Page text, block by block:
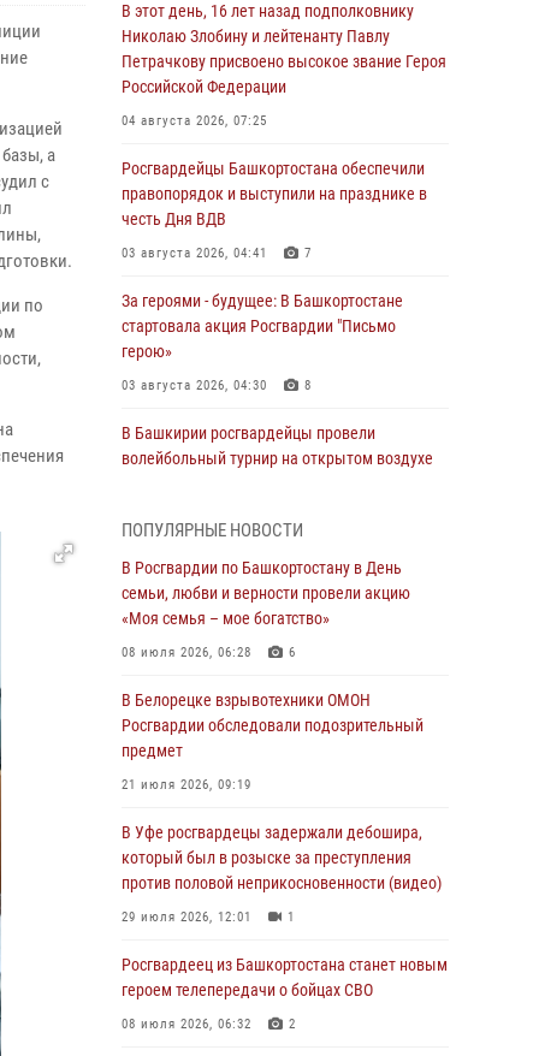
а
с
по
В этот день, 16 лет назад подполковнику
Николаю Злобину и лейтенанту Павлу
Петрачкову присвоено высокое звание Героя
Российской Федерации
04 августа 2026, 07:25
Росгвардейцы Башкортостана обеспечили
правопорядок и выступили на празднике в
честь Дня ВДВ
03 августа 2026, 04:41 7
За героями - будущее: В Башкортостане
стартовала акция Росгвардии "Письмо
герою»
03 августа 2026, 04:30 8
В Башкирии росгвардейцы провели
волейбольный турнир на открытом воздухе
В Уфе росгвардейцы по горячим следам
задержали подозреваемого в открытом
хищении из аптеки (видео)
03 августа 2026, 04:15 1
комплектования Росгвардии Башкортостана
ответил на вопросы граждан
30 июля 2026, 12:54
который был в розыске за преступления
против половой неприкосновенности (видео)
29 июля 2026, 12:01 1
комплектования штаба Росгвардии
Башкортостана проведет прямую линию
29 июля 2026, 10:52
ПОПУЛЯРНЫЕ НОВОСТИ
В Росгвардии по Башкортостану в День
семьи, любви и верности провели акцию
«Моя семья – мое богатство»
08 июля 2026, 06:28 6
В Белорецке взрывотехники ОМОН
Росгвардии обследовали подозрительный
предмет
21 июля 2026, 09:19
В Уфе росгвардецы задержали дебошира,
который был в розыске за преступления
против половой неприкосновенности (видео)
29 июля 2026, 12:01 1
Росгвардеец из Башкортостана станет новым
героем телепередачи о бойцах СВО
08 июля 2026, 06:32 2